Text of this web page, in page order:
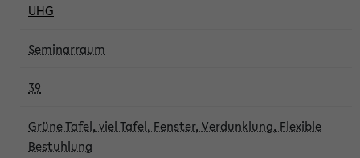
UHG
Seminarraum
39
Grüne Tafel, viel Tafel, Fenster, Verdunklung, Flexible
Bestuhlung